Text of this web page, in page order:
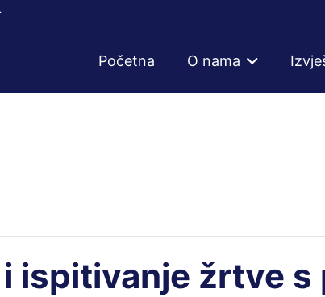
Početna O nama
ispitivanje žrtve s